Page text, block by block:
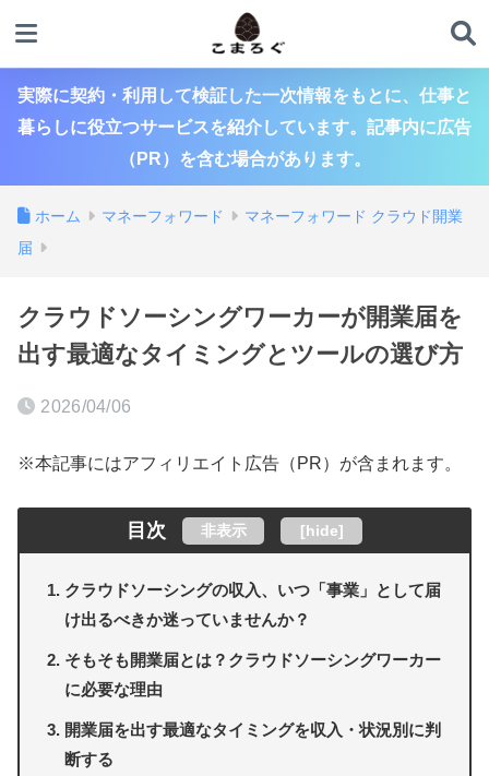
実際に契約・利用して検証した一次情報をもとに、仕事と
暮らしに役立つサービスを紹介しています。記事内に広告
（PR）を含む場合があります。
ホーム マネーフォワード
マネーフォワード クラウド開業
届
クラウドソーシングワーカーが開業届を
出す最適なタイミングとツールの選び方
2026/04/06
※本記事にはアフィリエイト広告（PR）が含まれます。
目次 非表示 [hide]
クラウドソーシングの収入、いつ「事業」として届
け出るべきか迷っていませんか？
そもそも開業届とは？クラウドソーシングワーカー
に必要な理由
開業届を出す最適なタイミングを収入・状況別に判
断する